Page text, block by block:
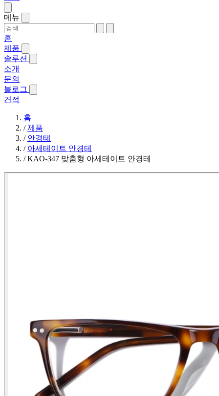
메뉴
홈
제품
솔루션
소개
문의
블로그
견적
홈
/제품
/ 안경테
/ 아세테이트 안경테
/KAO-347 맞춤형 아세테이트 안경테